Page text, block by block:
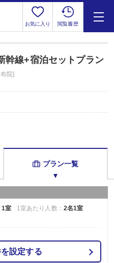
お気に入り 閲覧履歴
線+宿泊セットプラン
院]
プラン一覧
1室 1室あたり人数： 2名1室
設定する